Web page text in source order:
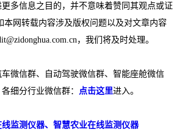
多信息之目的，并不意味着赞同其观点或证
本网转载内容涉及版权问题以及对文章内容
，我们将及时处理。
微信群、自动驾驶微信群、智能座舱微信
细分行业微信群：
点击这里进入。
监测仪器、智慧农业在线监测仪器